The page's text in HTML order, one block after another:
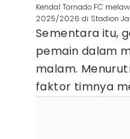
Kendal Tornado FC
2025/2026 di Stadion
Sementara itu,
pemain dalam
malam.
faktor timnya